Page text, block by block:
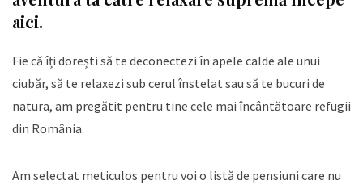
aici.
Fie că îți dorești să te deconectezi în apele calde ale unui
ciubăr, să te relaxezi sub cerul înstelat sau să te bucuri de
natura, am pregătit pentru tine cele mai încântătoare refugii
din România.
Am selectat meticulos pentru voi o listă de pensiuni care nu